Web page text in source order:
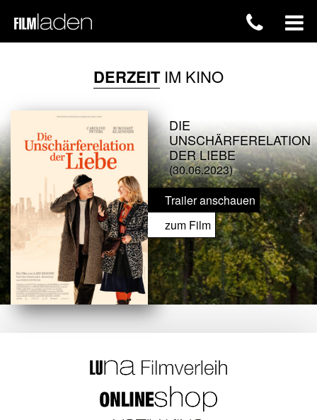
DERZEITIM KINO
DIE
UNSCHÄRFERELATION
DER LIEBE
(30.06.2023)
Trailer anschauen
zum Film